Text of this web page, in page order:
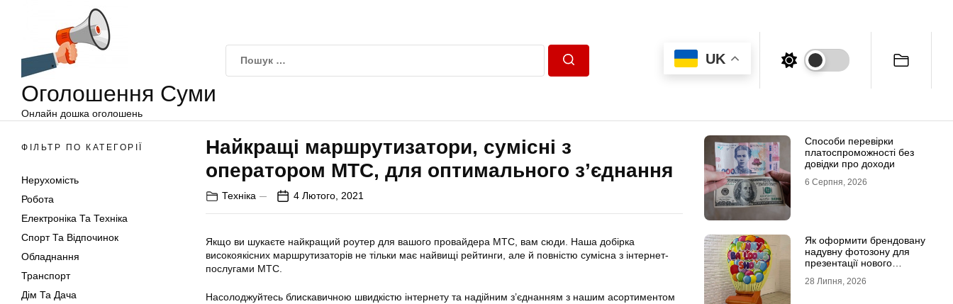
Оголошення Суми
Онлайн дошка оголошень
UK
ФІЛЬТР ПО КАТЕГОРІЇ
Нерухомість
Робота
Електроніка Та Техніка
Спорт Та Відпочинок
Обладнання
Транспорт
Дім Та Дача
Найкращі маршрутизатори, сумісні з
оператором МТС, для оптимального з’єднання
Техніка 4 Лютого, 2021
Якщо ви шукаєте найкращий роутер для вашого провайдера МТС, вам сюди. Наша добірка
високоякісних маршрутизаторів не тільки має найвищі рейтинги, але й повністю сумісна з інтернет-
послугами МТС.
Насолоджуйтесь блискавичною швидкістю інтернету та надійним з’єднанням з нашим асортиментом
Способи перевірки
платоспроможності без
довідки про доходи
6 Серпня, 2026
Як оформити брендовану
надувну фотозону для
презентації нового
28 Липня, 2026